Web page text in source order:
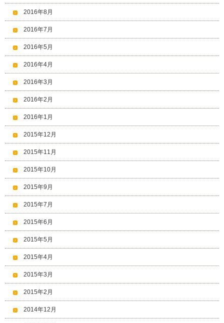
2016年8月
2016年7月
2016年5月
2016年4月
2016年3月
2016年2月
2016年1月
2015年12月
2015年11月
2015年10月
2015年9月
2015年7月
2015年6月
2015年5月
2015年4月
2015年3月
2015年2月
2014年12月